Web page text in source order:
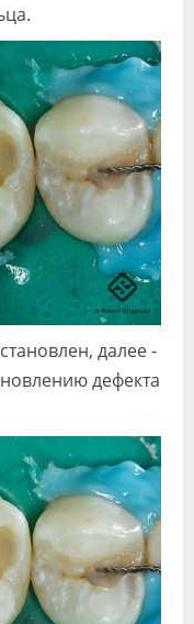
далее -
дефекта